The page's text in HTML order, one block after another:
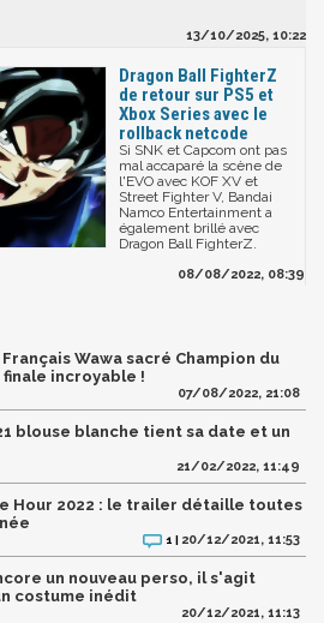
13/10/2025, 10:22
Dragon Ball FighterZ
de retour sur PS5 et
Xbox Series avec le
rollback netcode
Si SNK et Capcom ont pas
mal accaparé la scène de
l'EVO avec KOF XV et
Street Fighter V, Bandai
Namco Entertainment a
également brillé avec
Dragon Ball FighterZ.
08/08/2022, 08:39
Wawa sacré Champion du
finale incroyable !
07/08/2022, 21:08
blouse blanche tient sa date et un
21/02/2022, 11:49
Hour 2022 : le trailer détaille toutes
1 | 20/12/2021, 11:53
un nouveau perso, il s'agit
costume inédit
20/12/2021, 11:13